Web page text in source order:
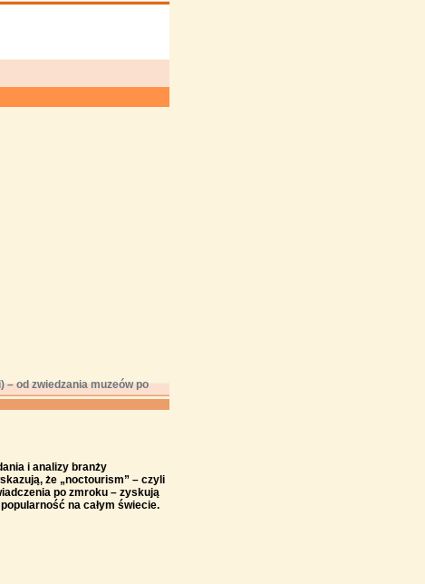
od zwiedzania muzeów po
i analizy branży
że „noctourism” – czyli
po zmroku – zyskują
na całym świecie.